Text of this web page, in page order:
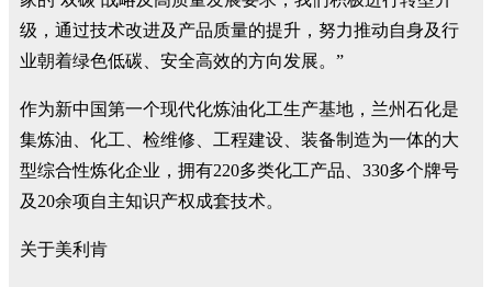
级，通过技术改进及产品质量的提升，努力推动自身及行
业朝着绿色低碳、安全高效的方向发展。”
作为新中国第一个现代化炼油化工生产基地，兰州石化是
集炼油、化工、检维修、工程建设、装备制造为一体的大
型综合性炼化企业，拥有220多类化工产品、330多个牌号
及20余项自主知识产权成套技术。
关于美利肯